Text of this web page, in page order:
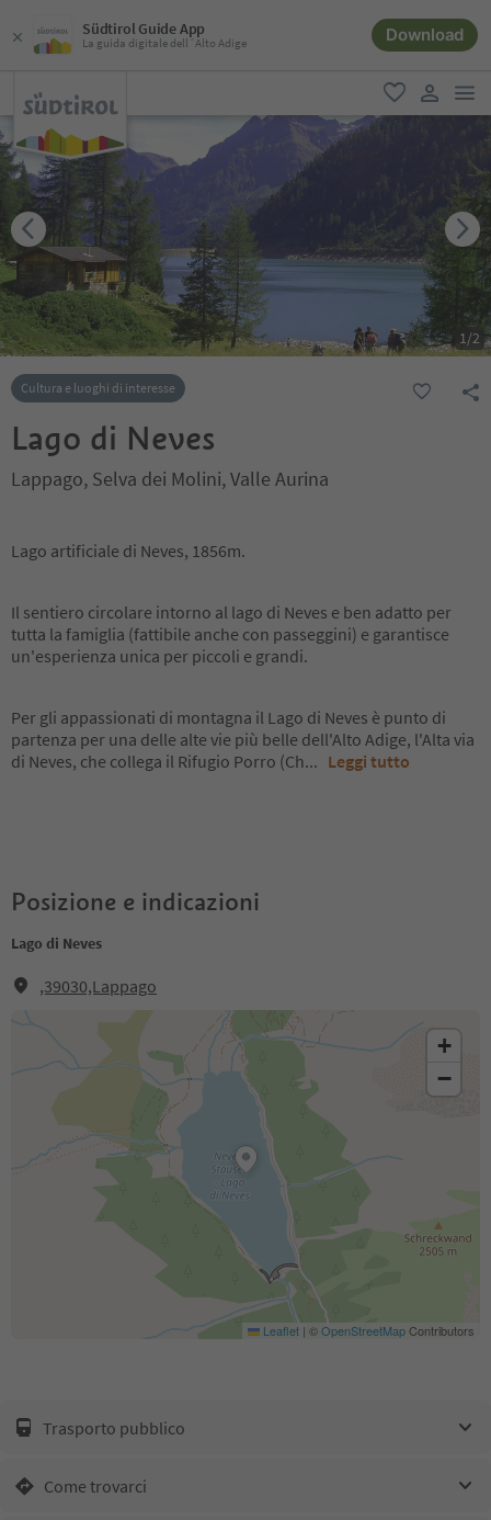
Südtirol Guide App
La guida digitale dell´Alto Adige Download
favoriti
user link
1/2
Cultura e luoghi di interesse
Lago di Neves
Lappago, Selva dei Molini, Valle Aurina
Lago artificiale di Neves, 1856m.
Il sentiero circolare intorno al lago di Neves e ben adatto per
tutta la famiglia (fattibile anche con passeggini) e garantisce
un'esperienza unica per piccoli e grandi.
Per gli appassionati di montagna il Lago di Neves è punto di
partenza per una delle alte vie più belle dell'Alto Adige, l'Alta via
di Neves, che collega il Rifugio Porro (Ch... Leggi tutto
Posizione e indicazioni
Lago di Neves
,39030,Lappago
+
−
Leaflet | ©OpenStreetMapContributors
Trasporto pubblico
Come trovarci